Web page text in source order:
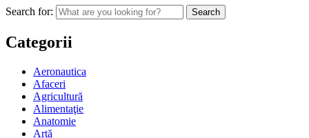
Search for:
Categorii
Aeronautica
Afaceri
Agricultură
Alimentaţie
Anatomie
Artă